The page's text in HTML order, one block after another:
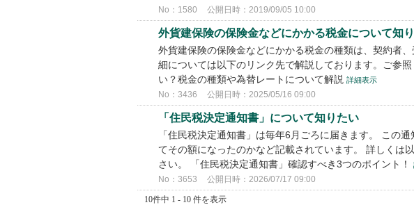
No：1580 公開日時：2019/09/05 10:00
外貨建保険の保険金などにかかる税金について知り
外貨建保険の保険金などにかかる税金の種類は、契約者
細については以下のリンク先で解説しております。ご参
い？税金の種類や為替レートについて解説 詳細表示
No：3436 公開日時：2025/05/16 09:00
「住民税決定通知書」について知りたい
「住民税決定通知書」は毎年6月ごろに届きます。 この
てその額になったのかなど記載されています。 詳しくは
さい。 「住民税決定通知書」確認すべき3つのポイント！
No：3653 公開日時：2026/07/17 09:00
10件中 1 - 10 件を表示